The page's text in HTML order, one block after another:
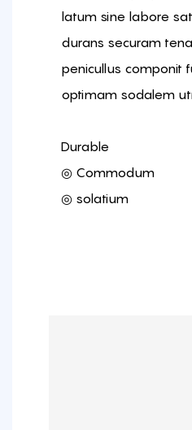
latum sine labore
durans securam
penicullus componit
optimam sodalem
Durable
◎ Commodum
◎ solatium